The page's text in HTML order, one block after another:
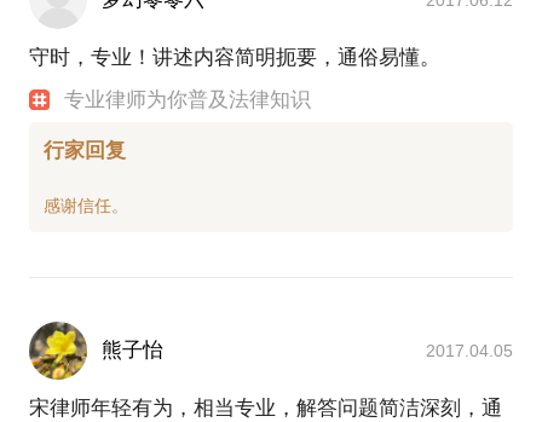
守时，专业！讲述内容简明扼要，通俗易懂。
专业律师为你普及法律知识
行家回复
熊子怡 2017.04.05
宋律师年轻有为，相当专业，解答问题简洁深刻，通